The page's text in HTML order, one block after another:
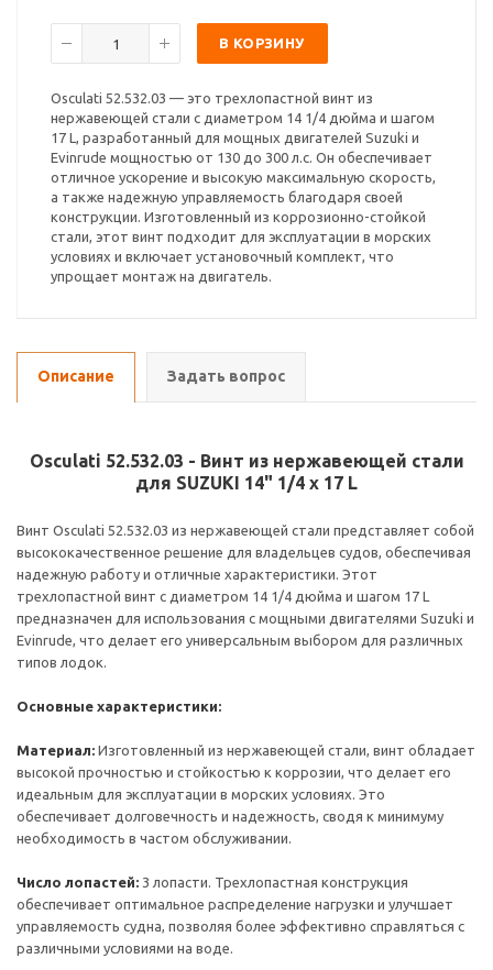
В КОРЗИНУ
Osculati 52.532.03 — это трехлопастной винт из
нержавеющей стали с диаметром 14 1/4 дюйма и шагом
17 L, разработанный для мощных двигателей Suzuki и
Evinrude мощностью от 130 до 300 л.с. Он обеспечивает
отличное ускорение и высокую максимальную скорость,
а также надежную управляемость благодаря своей
конструкции. Изготовленный из коррозионно-стойкой
стали, этот винт подходит для эксплуатации в морских
условиях и включает установочный комплект, что
упрощает монтаж на двигатель.
Описание Задать вопрос
Osculati 52.532.03 - Винт из нержавеющей стали
для SUZUKI 14" 1/4 x 17 L
Винт Osculati 52.532.03 из нержавеющей стали представляет собой
высококачественное решение для владельцев судов, обеспечивая
надежную работу и отличные характеристики. Этот
трехлопастной винт с диаметром 14 1/4 дюйма и шагом 17 L
предназначен для использования с мощными двигателями Suzuki и
Evinrude, что делает его универсальным выбором для различных
типов лодок.
Основные характеристики:
Материал: Изготовленный из нержавеющей стали, винт обладает
высокой прочностью и стойкостью к коррозии, что делает его
идеальным для эксплуатации в морских условиях. Это
обеспечивает долговечность и надежность, сводя к минимуму
необходимость в частом обслуживании.
Число лопастей: 3 лопасти. Трехлопастная конструкция
обеспечивает оптимальное распределение нагрузки и улучшает
управляемость судна, позволяя более эффективно справляться с
различными условиями на воде.